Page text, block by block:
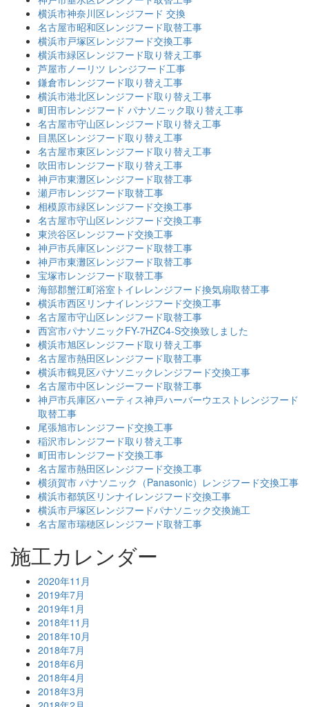
横浜市神奈川区レンジフード 交換
名古屋市昭和区レンジフード取替工事
横浜市戸塚区レンジフード交換工事
横浜市緑区レンジフード取り替え工事
芦屋市ノーリツ レンジフード工事
鎌倉市レンジフード取り替え工事
横浜市港北区レンジフード取り替え工事
町田市レンジフード パナソニック取り替え工事
名古屋市守山区レンジフード取り替え工事
目黒区レンジフード取り替え工事
名古屋市東区レンジフード取り替え工事
吹田市レンジフード取り替え工事
神戸市東灘区レンジフード取替工事
瀬戸市レンジフード取替工事
相模原市緑区レンジフード交換工事
名古屋市守山区レンジフード交換工事
東渋谷区レンジフード交換工事
神戸市兵庫区レンジフード取替工事
神戸市東灘区レンジフード取替工事
宝塚市レンジフード取替工事
海部郡蟹江町浴室トイレレンジフード換気扇取替工事
横浜市西区リンナイレンジフード交換工事
名古屋市守山区レンジフード取替工事
西宮市パナソニックFY-7HZC4-S交換致しました
横浜市旭区レンジフード取り替え工事
名古屋市熱田区レンジフード取替工事
横浜市鶴見区パナソニックレンジフード交換工事
名古屋市中区レンジーフード取替工事
神戸市兵庫区ハーティス神戸ハーバーウエストレンジフード
取替工事
尾張旭市レンジフード交換工事
稲沢市レンジフード取り替え工事
町田市レンジフード交換工事
名古屋市熱田区レンジフード交換工事
横須賀市 パナソニック（Panasonic）レンジフード交換工事
横浜市都筑区リンナイレンジフード交換工事
横浜市戸塚区レンジフードパナソニック交換施工
名古屋市瑞穂区レンジフード取替工事
施工カレンダー
2020年11月
2019年7月
2019年1月
2018年11月
2018年10月
2018年7月
2018年6月
2018年4月
2018年3月